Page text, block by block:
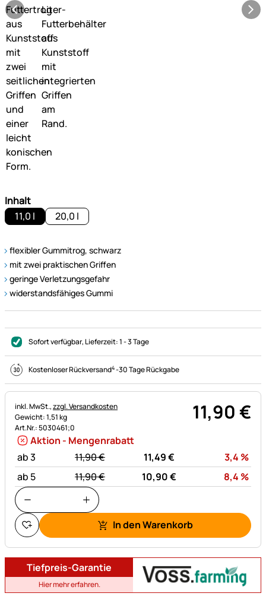
Inhalt
11,0 l
20,0 l
flexibler Gummitrog, schwarz
mit zwei praktischen Griffen
geringe Verletzungsgefahr
widerstandsfähiges Gummi
Sofort verfügbar, Lieferzeit:1 - 3 Tage
Kostenloser Rückversand4-30 Tage Rückgabe
Steuerhinweis:
inkl. MwSt.,zzgl. Versandkosten
Gewicht: 1,51 kg
Art.Nr.: 5030461;0
11,90€
Aktion - Mengenrabatt
ab 3
statt:
11,90€ 11,49€ 3,4 %
ab 5
statt:
11,90€ 10,90€ 8,4 %
In den Warenkorb
Tiefpreis-Garantie
Hier mehr erfahren.